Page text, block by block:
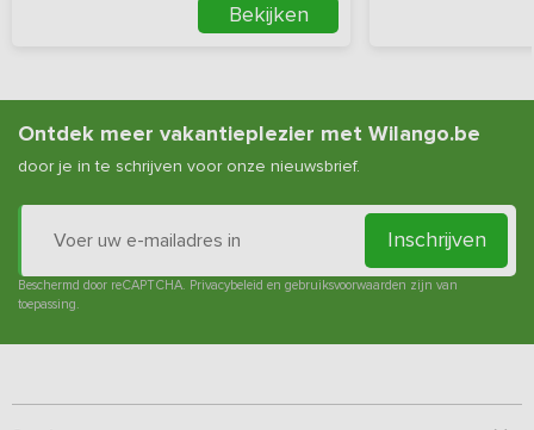
Bekijken
Ontdek meer vakantieplezier met Wilango.be
door je in te schrijven voor onze nieuwsbrief.
Inschrijven
Beschermd door reCAPTCHA. Privacybeleid en gebruiksvoorwaarden zijn van
toepassing.